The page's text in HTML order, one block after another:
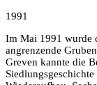
1991
Im Mai 1991 wurde
angrenzende
Greven kannte die